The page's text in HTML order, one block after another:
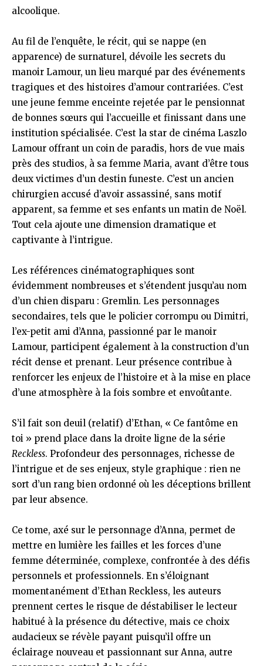
alcoolique.
Au fil de l’enquête, le récit, qui se nappe (en
apparence) de surnaturel, dévoile les secrets du
manoir Lamour, un lieu marqué par des événements
tragiques et des histoires d’amour contrariées. C’est
une jeune femme enceinte rejetée par le pensionnat
de bonnes sœurs qui l’accueille et finissant dans une
institution spécialisée. C’est la star de cinéma Laszlo
Lamour offrant un coin de paradis, hors de vue mais
près des studios, à sa femme Maria, avant d’être tous
deux victimes d’un destin funeste. C’est un ancien
chirurgien accusé d’avoir assassiné, sans motif
apparent, sa femme et ses enfants un matin de Noël.
Tout cela ajoute une dimension dramatique et
captivante à l’intrigue.
Les références cinématographiques sont
évidemment nombreuses et s’étendent jusqu’au nom
d’un chien disparu : Gremlin. Les personnages
secondaires, tels que le policier corrompu ou Dimitri,
l’ex-petit ami d’Anna, passionné par le manoir
Lamour, participent également à la construction d’un
récit dense et prenant. Leur présence contribue à
renforcer les enjeux de l’histoire et à la mise en place
d’une atmosphère à la fois sombre et envoûtante.
S’il fait son deuil (relatif) d’Ethan, « Ce fantôme en
toi » prend place dans la droite ligne de la série
Reckless. Profondeur des personnages, richesse de
l’intrigue et de ses enjeux, style graphique : rien ne
sort d’un rang bien ordonné où les déceptions brillent
par leur absence.
Ce tome, axé sur le personnage d’Anna, permet de
mettre en lumière les failles et les forces d’une
femme déterminée, complexe, confrontée à des défis
personnels et professionnels. En s’éloignant
momentanément d’Ethan Reckless, les auteurs
prennent certes le risque de déstabiliser le lecteur
habitué à la présence du détective, mais ce choix
audacieux se révèle payant puisqu’il offre un
éclairage nouveau et passionnant sur Anna, autre